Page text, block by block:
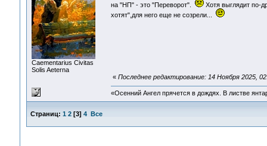
Сaementarius Civitas
Solis Aeterna
на "НП" - это "Переворот".
Хотя выглядит по-
хотят",для него еще не созрели...
« Последнее редактирование: 14 Ноября 2025,
«Осенний Ангел прячется в дождях. В листве
Страниц: 1 2[3] 4 Все